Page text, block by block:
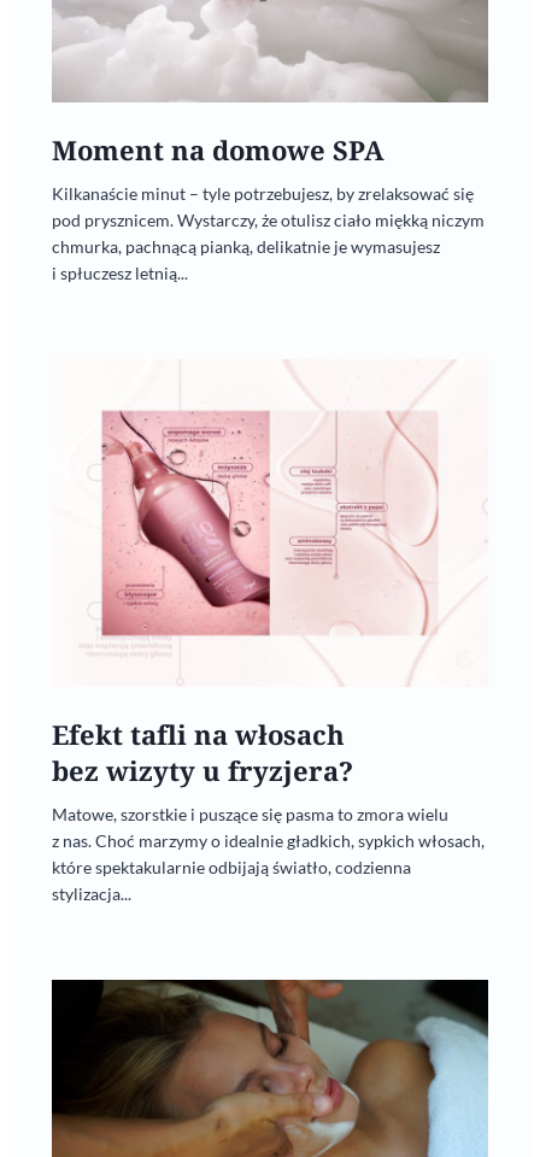
Moment na domowe SPA
Kilkanaście minut – tyle potrzebujesz, by zrelaksować się
pod prysznicem. Wystarczy, że otulisz ciało miękką niczym
chmurka, pachnącą pianką, delikatnie je wymasujesz
i spłuczesz letnią...
Efekt tafli na włosach
bez wizyty u fryzjera?
Matowe, szorstkie i puszące się pasma to zmora wielu
z nas. Choć marzymy o idealnie gładkich, sypkich włosach,
które spektakularnie odbijają światło, codzienna
stylizacja...